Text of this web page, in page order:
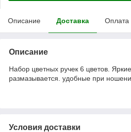
Описание Доставка Оплата
Описание
Набор цветных ручек 6 цветов.
размазывается. удобные при
Условия доставки